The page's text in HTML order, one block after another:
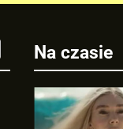
Na czasie